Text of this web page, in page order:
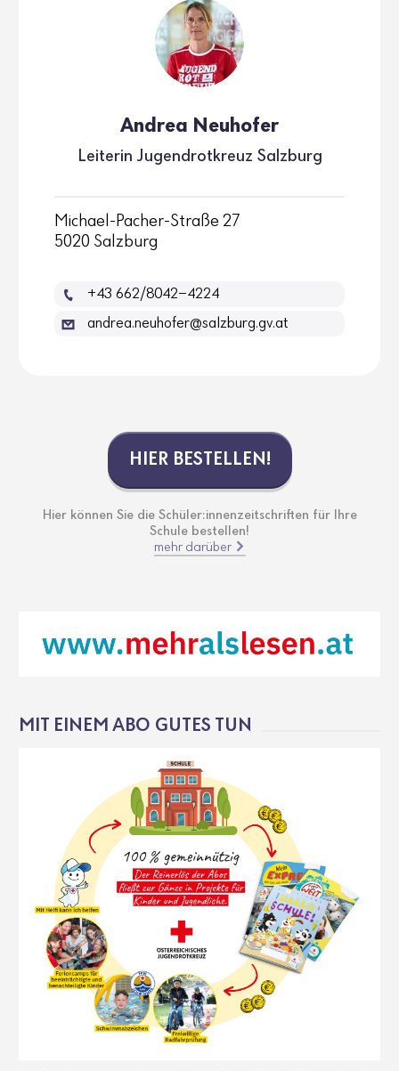
Andrea Neuhofer
Leiterin Jugend­rot­kreuz Salz­burg
Michael-Pacher-Straße 27
5020 Salzburg
+43 662/8042-4224
andrea.neuhofer@salzburg.gv.at
HIER BESTELLEN!
Hier können Sie die Schüler:innenzeitschriften für Ihre
Schule bestellen!
mehr darüber
MIT EINEM ABO GUTES TUN